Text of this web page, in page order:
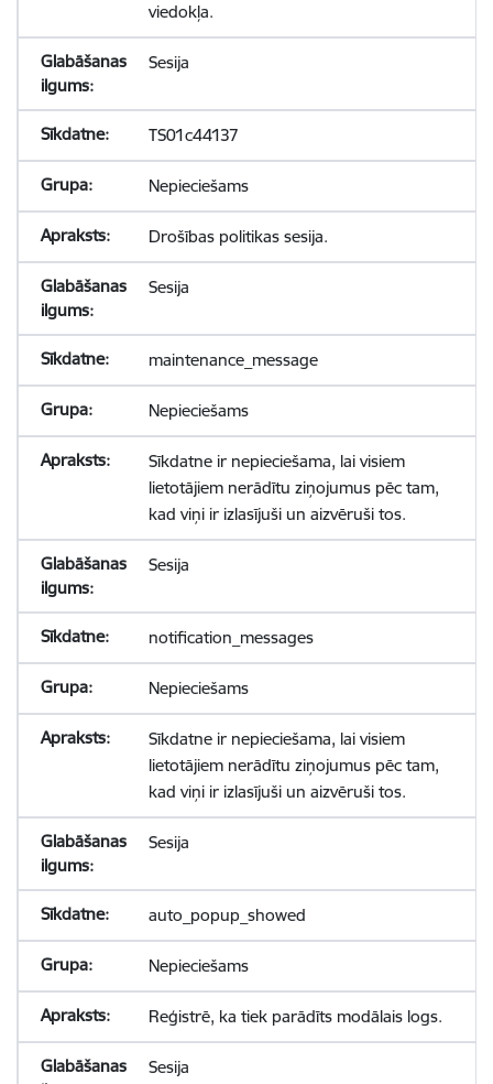
viedokļa.
Sesija
TS01c44137
Nepieciešams
Drošības politikas sesija.
Sesija
maintenance_message
Nepieciešams
Sīkdatne ir nepieciešama, lai visiem
lietotājiem nerādītu ziņojumus pēc tam,
kad viņi ir izlasījuši un aizvēruši tos.
Sesija
notification_messages
Nepieciešams
Sīkdatne ir nepieciešama, lai visiem
lietotājiem nerādītu ziņojumus pēc tam,
kad viņi ir izlasījuši un aizvēruši tos.
Sesija
auto_popup_showed
Nepieciešams
Reģistrē, ka tiek parādīts modālais logs.
Sesija